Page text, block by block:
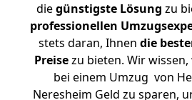
diegünstigste Lösung zu
professionellen
stets daran, Ihnen die
Preisezu bieten. Wir
bei einem Umzug von
Neresheim Geld zu sparen,